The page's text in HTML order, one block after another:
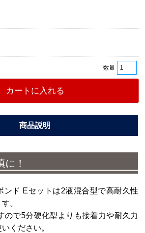
カートに入れる
に！
ンド Eセットは2液混合型で高耐久性
。
ので5分硬化型よりも接着力や耐久力
ください。